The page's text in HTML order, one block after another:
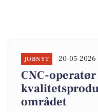
JOBNYT 20-05-2026
CNC-
området